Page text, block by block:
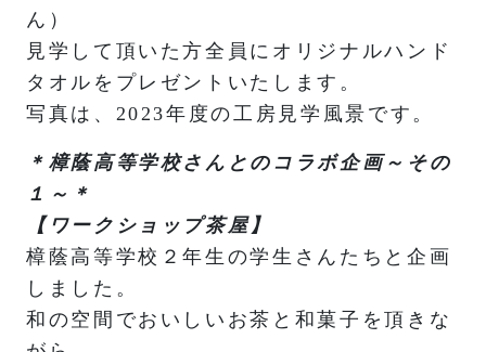
ん）
見学して頂いた方全員にオリジナルハンド
タオルをプレゼントいたします。
写真は、2023年度の工房見学風景です。
＊樟蔭高等学校さんとのコラボ企画～その
１～ ＊
【ワークショップ茶屋】
樟蔭高等学校２年生の学生さんたちと企画
しました。
和の空間でおいしいお茶と和菓子を頂きな